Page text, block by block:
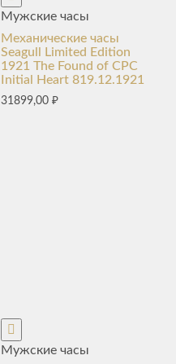
Мужские часы
Механические часы
Seagull Limited Edition
1921 The Found of CPC
Initial Heart 819.12.1921
31899,00₽
Мужские часы